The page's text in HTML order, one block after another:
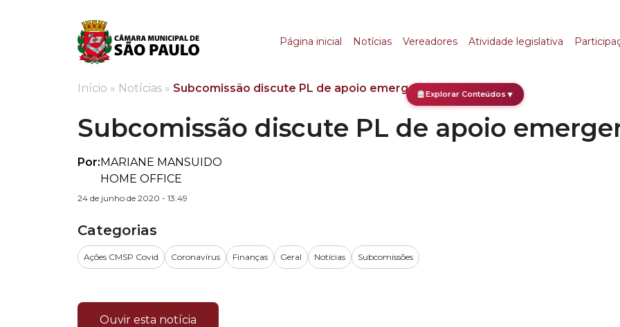
Subcomissão discute PL de apoio
Explorar Conteúdos▼
Página inicial Notícias Vereadores Atividade legislativa
Início » Notícias » Subcomissão discute PL de apoio emergencial à Cultura
Subcomissão discute PL de apoio
Por:MARIANE MANSUIDO
HOME OFFICE
24 de junho de 2020 - 13:49
Categorias
Ações CMSP Covid Coronavírus Finanças Geral Notícias Subcomissões
Ouvir esta notícia